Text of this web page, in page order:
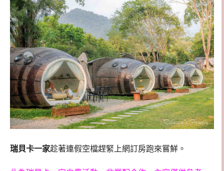
瑞貝卡一家趁著連假空檔趕緊上網訂房跑來嘗鮮。